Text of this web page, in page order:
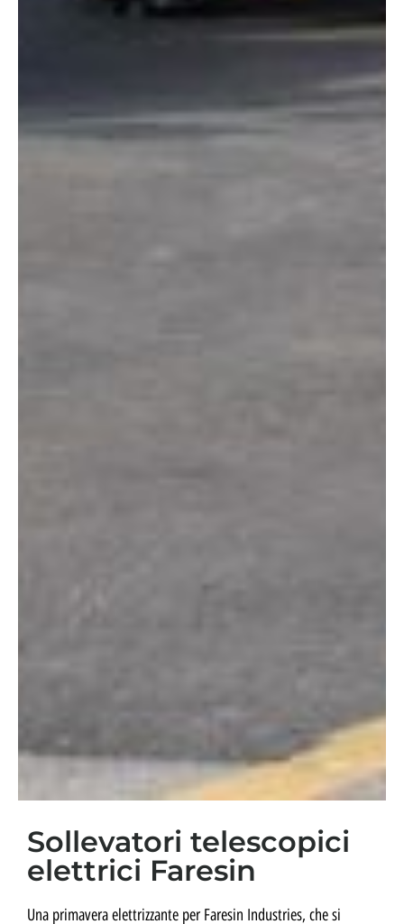
Sollevatori telescopici
elettrici Faresin
Una primavera elettrizzante per Faresin Industries, che si